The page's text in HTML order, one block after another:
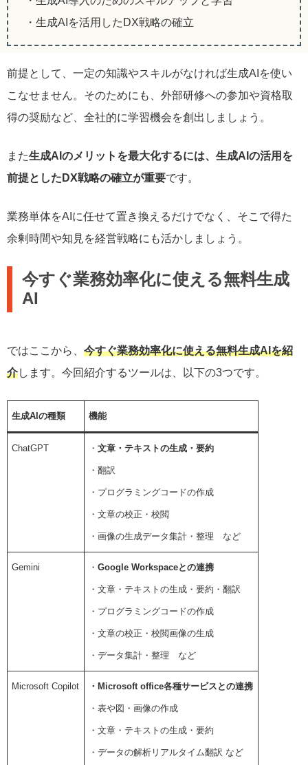
・生成AIを活用したDX戦略の確立
前提として、一定の知識やスキルがなければ生成AIを使い
こなせません。そのためにも、外部研修への参加や資格取
得の奨励など、全社的に学習機会を創出しましょう。
また生成AIのメリットを最大化するには、生成AIの活用を
前提としたDX戦略の確立が重要です。
業務単体をAIに任せて置き換えるだけでなく、そこで得た
余剰時間や知見を経営戦略にも活かしましょう。
今すぐ業務効率化に使える無料生成
AI
ではここから、 今すぐ業務効率化に使える無料生成AIを紹
介します。今回紹介するツールは、以下の3つです。
生成AIの種類 機能
ChatGPT ・文章・テキストの生成・要約
・翻訳
・プログラミングコードの作成
・文章の校正・校閲
・画像の生成データ集計・整理 など
Gemini ・Google Workspaceとの連携
・文章・テキストの生成・要約・翻訳
・プログラミングコードの作成
・文章の校正・校閲画像の生成
・データ集計・整理 など
Microsoft Copilot ・Microsoft office各種サービスとの連携
・表や図・画像の作成
・文章・テキストの生成・要約
・データの解析リアルタイム翻訳 など